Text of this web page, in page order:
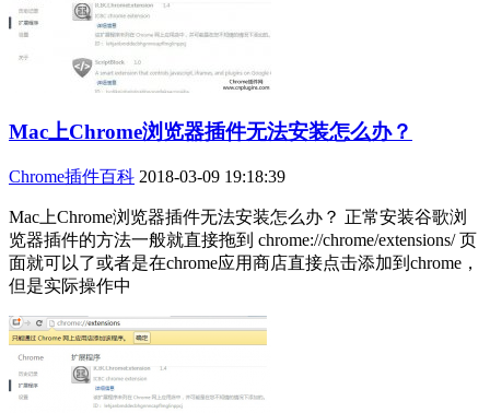
Mac上Chrome浏览器插件无法安装怎么办？
Chrome插件百科 2018-03-09 19:18:39
Mac上Chrome浏览器插件无法安装怎么办？ 正常安装谷歌浏
览器插件的方法一般就直接拖到 chrome://chrome/extensions/ 页
面就可以了或者是在chrome应用商店直接点击添加到chrome，
但是实际操作中